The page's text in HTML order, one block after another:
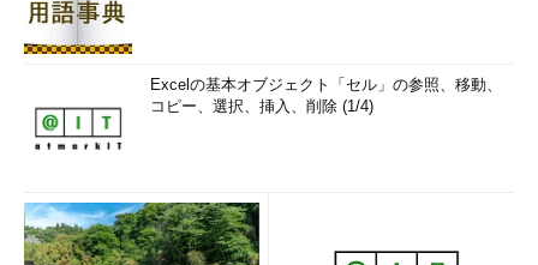
Excelの基本オブジェクト「セル」の参照、移動、
コピー、選択、挿入、削除 (1/4)